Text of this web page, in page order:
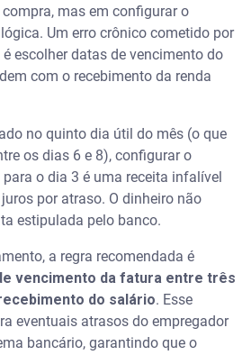
mas em configurar o
Um erro crônico cometido por
escolher datas de vencimento do
com o recebimento da renda
no quinto dia útil do mês (o que
os dias 6 e 8), configurar o
o dia 3 é uma receita infalível
por atraso. O dinheiro não
estipulada pelo banco.
a regra recomendada é
vencimento da fatura entre três
do salário. Esse
eventuais atrasos do empregador
bancário, garantindo que o